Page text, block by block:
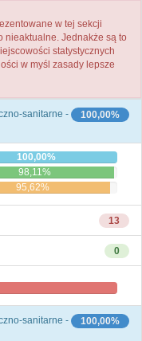
w tej sekcji
nieaktualne. Jednakże są to
statystycznych
w myśl zasady lepsze
100,00%
sanitarne -
100,00%
98,11%
95,62%
13
0
100,00%
sanitarne -